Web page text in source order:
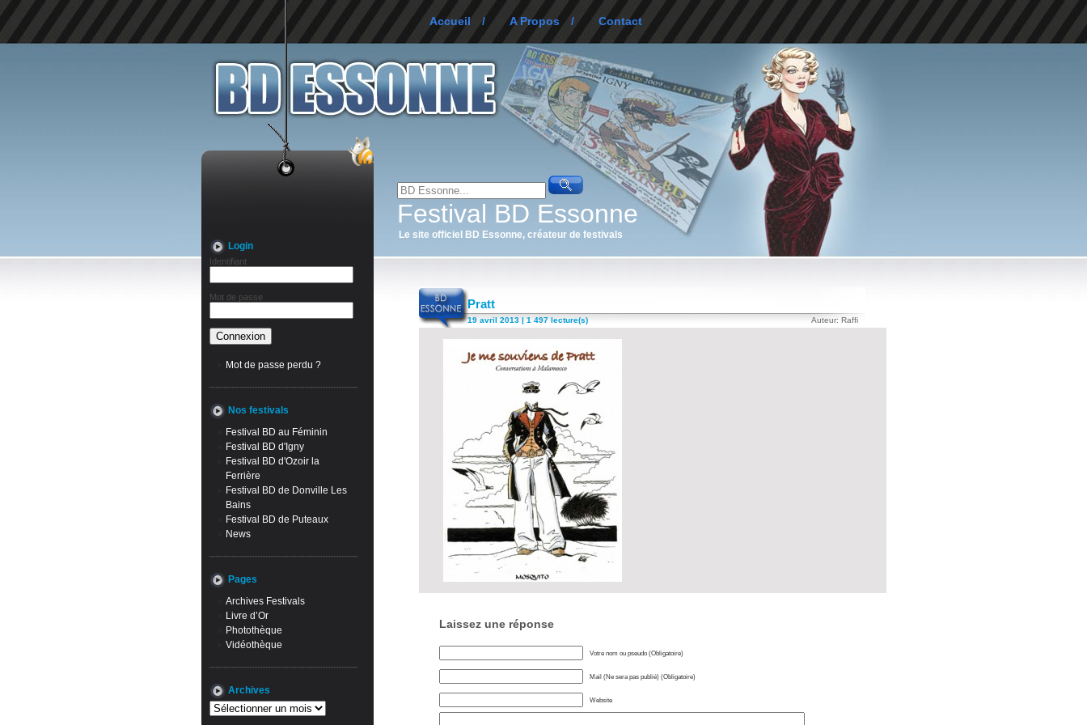
Accueil / A Propos / Contact
Festival BD Essonne
Le site officiel BD Essonne, créateur de festivals
Login
Identifiant
Mot de passe
Mot de passe perdu ?
Nos festivals
Festival BD au Féminin
Festival BD d'Igny
Festival BD d'Ozoir la
Ferrière
Festival BD de Donville Les
Bains
Festival BD de Puteaux
News
Pages
Archives Festivals
Livre d’Or
Photothèque
Vidéothèque
Archives
Archives
Pratt
19 avril 2013 | 1 497 lecture(s) Auteur: Raffi
Laissez une réponse
Votre nom ou pseudo (Obligatoire)
Mail (Ne sera pas publié) (Obligatoire)
Website